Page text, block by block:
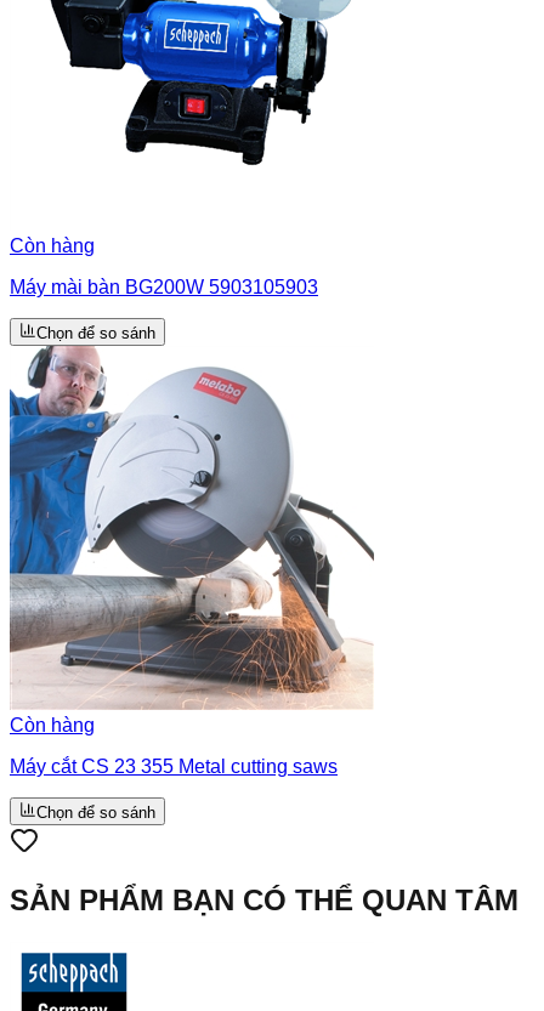
Còn hàng
Máy mài bàn BG200W 5903105903
Chọn để so sánh
Còn hàng
Máy cắt CS 23 355 Metal cutting saws
Chọn để so sánh
SẢN PHẨM BẠN CÓ THỂ QUAN TÂM